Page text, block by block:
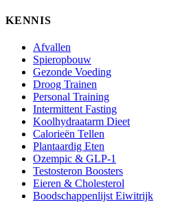
KENNIS
Afvallen
Spieropbouw
Gezonde Voeding
Droog Trainen
Personal Training
Intermittent Fasting
Koolhydraatarm Dieet
Calorieën Tellen
Plantaardig Eten
Ozempic & GLP-1
Testosteron Boosters
Eieren & Cholesterol
Boodschappenlijst Eiwitrijk